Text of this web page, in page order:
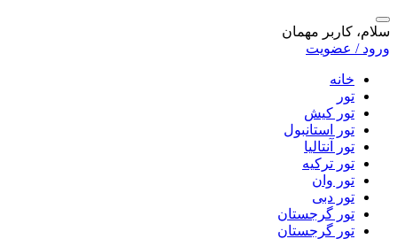
سلام، کاربر مهمان
ورود / عضویت
خانه
تور
تور کیش
تور استانبول
تور آنتالیا
تور ترکیه
تور وان
تور دبی
تور گرجستان
تور گرجستان